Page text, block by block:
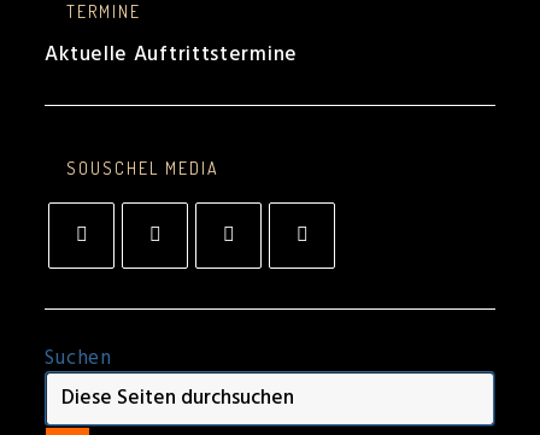
TERMINE
Aktuelle Auftrittstermine
SOUSCHEL MEDIA
Opens
a
tab
Opens
a
Opens
a
Opens
a
Suchen